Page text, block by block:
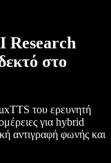
Research
στο
του ερευνητή
για hybrid
αντιγραφή φωνής και